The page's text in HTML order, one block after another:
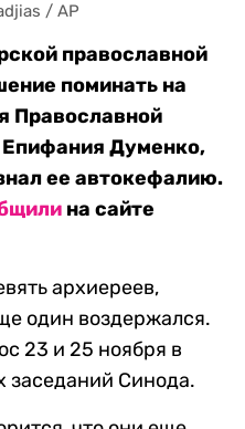
/ AP
православной
поминать на
Православной
Думенко,
ее автокефалию.
на сайте
архиереев,
один воздержался.
23 и 25 ноября в
заседаний Синода.